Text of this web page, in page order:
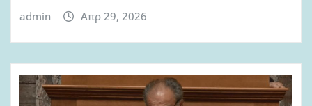
admin Απρ 29, 2026